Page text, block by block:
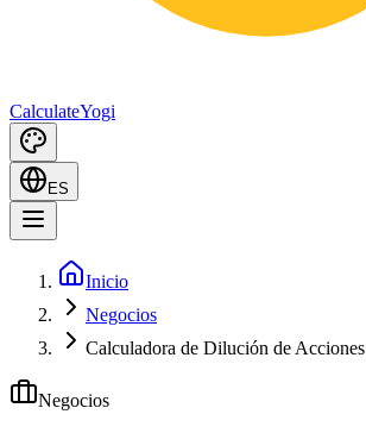
CalculateYogi
ES
Inicio
Negocios
Calculadora de Dilución de Acciones
Negocios